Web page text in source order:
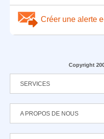
Créer une alerte
Copyright
SERVICES
A PROPOS DE NOUS